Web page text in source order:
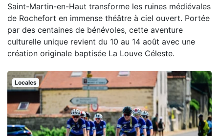
Saint-Martin-en-Haut transforme les ruines médiévales
de Rochefort en immense théâtre à ciel ouvert. Portée
par des centaines de bénévoles, cette aventure
culturelle unique revient du 10 au 14 août avec une
création originale baptisée La Louve Céleste.
Locales